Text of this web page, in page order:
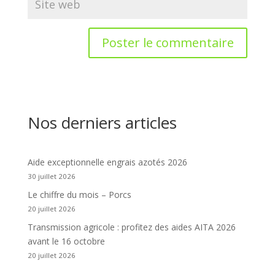
Nos derniers articles
Aide exceptionnelle engrais azotés 2026
30 juillet 2026
Le chiffre du mois – Porcs
20 juillet 2026
Transmission agricole : profitez des aides AITA 2026
avant le 16 octobre
20 juillet 2026